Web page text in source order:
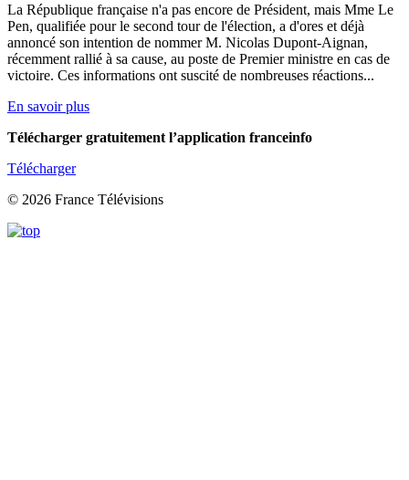
La République française n'a pas encore de Président, mais Mme Le
Pen, qualifiée pour le second tour de l'élection, a d'ores et déjà
annoncé son intention de nommer M. Nicolas Dupont-Aignan,
récemment rallié à sa cause, au poste de Premier ministre en cas de
victoire. Ces informations ont suscité de nombreuses réactions...
En savoir plus
Télécharger gratuitement l’application franceinfo
Télécharger
© 2026 France Télévisions